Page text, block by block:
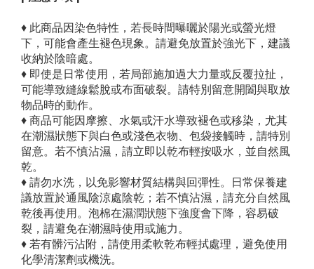
♦ 此商品因染色特性，若長時間曝曬於陽光或螢光燈
下，可能會產生褪色現象。請避免放置於強光下，建議
收納於陰暗處。
♦ 即使是日常使用，若局部施加過大力量或反覆拉扯，
可能導致縫線鬆脫或布面破裂。請特別留意開闔與取放
物品時的動作。
♦ 商品可能因摩擦、水氣或汗水導致褪色或移染，尤其
在潮濕狀態下與白色或淺色衣物、包袋接觸時，請特別
留意。若不慎沾濕，請立即以乾布輕按吸水，並自然風
乾。
♦ 請勿水洗，以免影響材質結構與回彈性。日常保養建
議放置於通風陰涼處陰乾；若不慎沾濕，請充分自然風
乾後再使用。泡棉在濕潤狀態下強度會下降，容易破
裂，請避免在潮濕時使用或施力。
♦ 若有髒污沾附，請使用柔軟乾布輕拭處理，避免使用
化學清潔劑或機洗。